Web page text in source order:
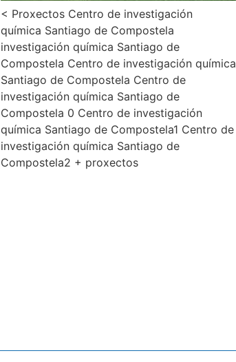
< Proxectos Centro de investigación
química Santiago de Compostela
investigación química Santiago de
Compostela Centro de investigación química
Santiago de Compostela Centro de
investigación química Santiago de
Compostela 0 Centro de investigación
química Santiago de Compostela1 Centro de
investigación química Santiago de
Compostela2 + proxectos